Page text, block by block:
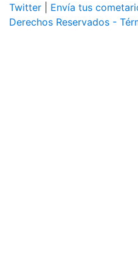
Twitter
Envía tus
Derechos Reservados -